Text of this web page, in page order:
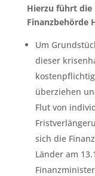
Hierzu führt die
Finanzbehörde
Um
dieser
überziehen
Flut von
sich die
Länder am